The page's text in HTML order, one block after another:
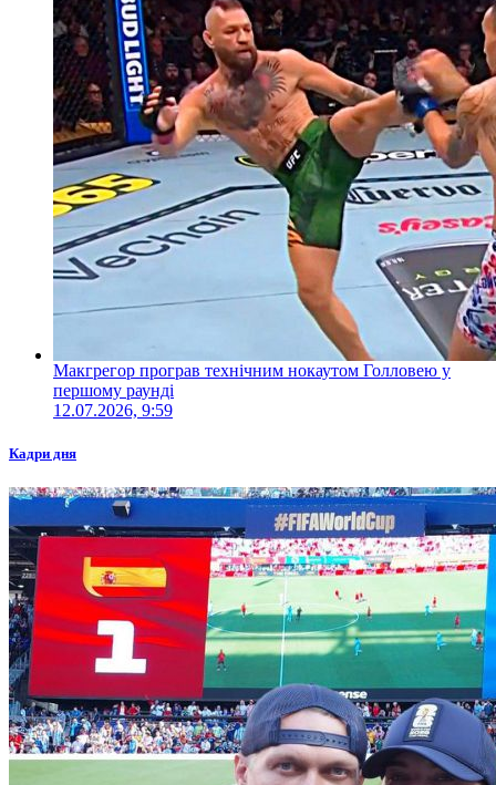
Макгрегор програв технічним нокаутом Голловею у
першому раунді
12.07.2026, 9:59
Кадри дня